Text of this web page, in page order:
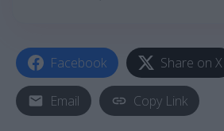
Facebook Share on X
Email Copy Link